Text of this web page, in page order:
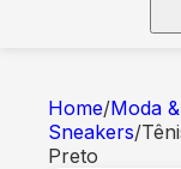
Home/Moda
Sneakers/
Preto